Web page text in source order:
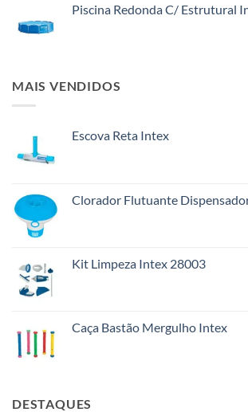
Piscina Redonda C/ Estrutural
MAIS VENDIDOS
Escova Reta Intex
Clorador Flutuante
Kit Limpeza Intex 28003
Caça Bastão Mergulho Intex
DESTAQUES